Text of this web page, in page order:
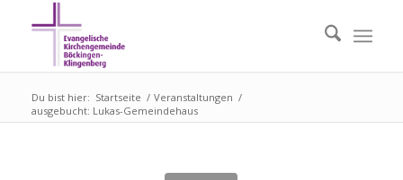
Du bist hier: Startseite / Veranstaltungen /
ausgebucht: Lukas-Gemeindehaus